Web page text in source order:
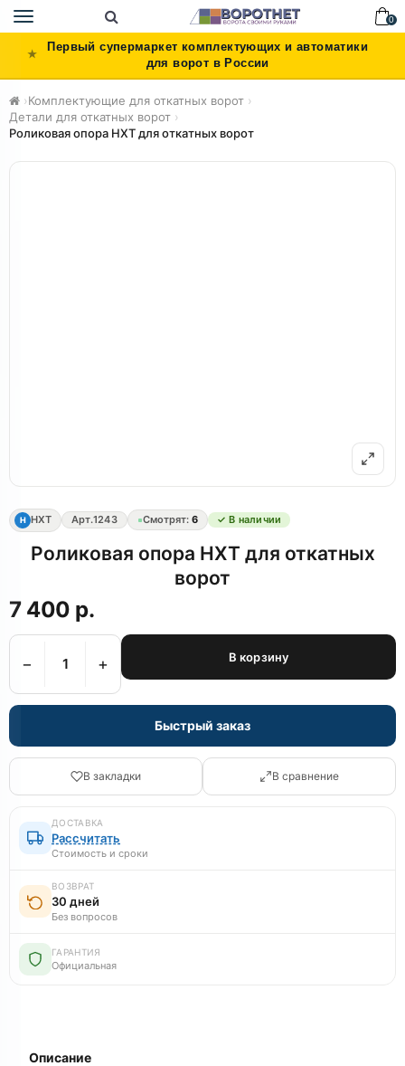
Toggle
navigation
0
Первый супермаркет комплектующих и автоматики
для ворот в России
›Комплектующие для откатных ворот ›
Детали для откатных ворот ›
Роликовая опора НХТ для откатных ворот
Н НХТ Арт.1243 Смотрят: 6 ✓ В наличии
Роликовая опора НХТ для откатных
ворот
7 400 р.
− + В корзину
Быстрый заказ
В закладки В сравнение
ДОСТАВКА
Рассчитать
Стоимость и сроки
ВОЗВРАТ
30 дней
Без вопросов
ГАРАНТИЯ
Официальная
Описание